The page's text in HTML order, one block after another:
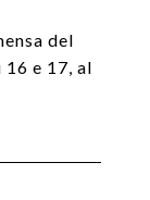
del
e 17, al